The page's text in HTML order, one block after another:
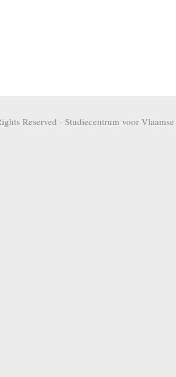
Reserved - Studiecentrum voor